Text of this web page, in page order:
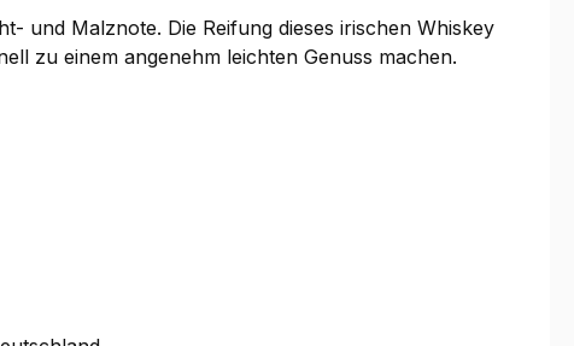
und Malznote. Die Reifung dieses irischen Whiskey
zu einem angenehm leichten Genuss machen.